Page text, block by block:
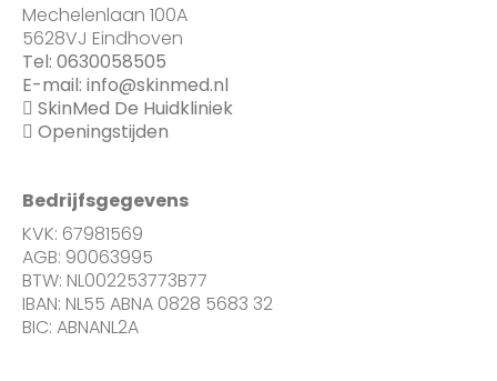
Mechelenlaan 100A
5628VJ Eindhoven
Tel: 0630058505
E-mail: info@skinmed.nl
SkinMed De Huidkliniek
Openingstijden
Bedrijfsgegevens
KVK: 67981569
AGB: 90063995
BTW: NL002253773B77
IBAN: NL55 ABNA 0828 5683 32
BIC: ABNANL2A